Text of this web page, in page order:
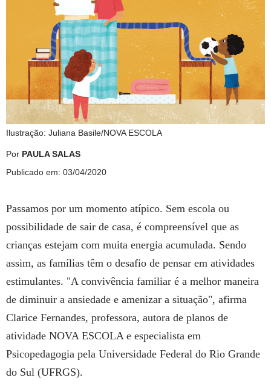
Ilustração: Juliana Basile/NOVA ESCOLA
Por PAULA SALAS
Publicado em: 03/04/2020
Passamos por um momento atípico. Sem escola ou
possibilidade de sair de casa, é compreensível que as
crianças estejam com muita energia acumulada. Sendo
assim, as famílias têm o desafio de pensar em atividades
estimulantes. "A convivência familiar é a melhor maneira
de diminuir a ansiedade e amenizar a situação", afirma
Clarice Fernandes, professora, autora de planos de
atividade NOVA ESCOLA e especialista em
Psicopedagogia pela Universidade Federal do Rio Grande
do Sul (UFRGS).